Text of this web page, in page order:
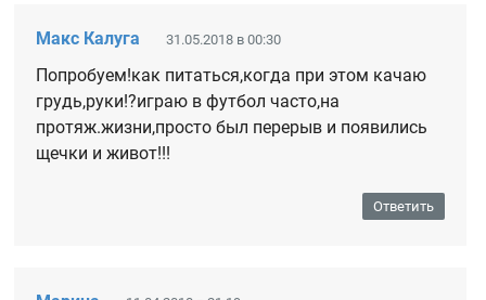
Макс Калуга 31.05.2018 в 00:30
Попробуем!как питаться,когда при этом качаю
грудь,руки!?играю в футбол часто,на
протяж.жизни,просто был перерыв и появились
щечки и живот!!!
Ответить